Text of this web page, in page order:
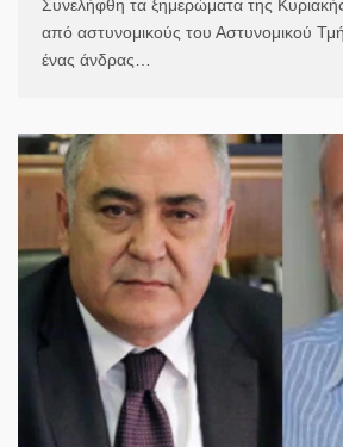
Συνελήφθη τα ξημερώματα της
από αστυνομικούς του Αστυνομικού
ένας άνδρας…